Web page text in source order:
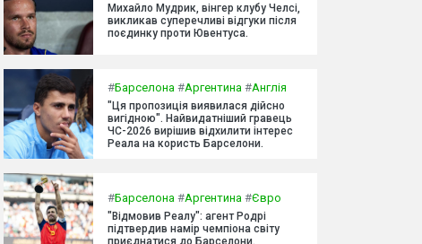
Михайло Мудрик, вінгер клубу Челсі,
викликав суперечливі відгуки після
поєдинку проти Ювентуса.
#Барселона #Аргентина #Англія
"Ця пропозиція виявилася дійсно
вигідною". Найвидатніший гравець
ЧС-2026 вирішив відхилити інтерес
Реала на користь Барселони.
#Барселона #Аргентина #Євро
"Відмовив Реалу": агент Родрі
підтвердив намір чемпіона світу
приєднатися до Барселони.